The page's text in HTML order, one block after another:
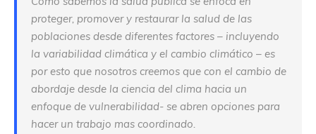
proteger, promover y restaurar la salud de las
poblaciones desde diferentes factores – incluyendo
la variabilidad climática y el cambio climático – es
por esto que nosotros creemos que con el cambio de
abordaje desde la ciencia del clima hacia un
enfoque de vulnerabilidad- se abren opciones para
hacer un trabajo mas coordinado.